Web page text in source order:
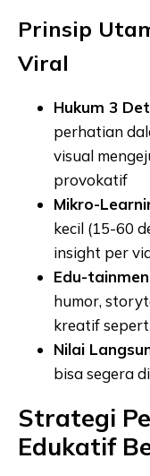
Prinsip
Viral
Hukum 3
perhatian
visual
provokatif
Mikro-
kecil (15-60
insight per
Edu-
humor,
kreatif
Nilai
bisa segera
Strategi
Edukatif